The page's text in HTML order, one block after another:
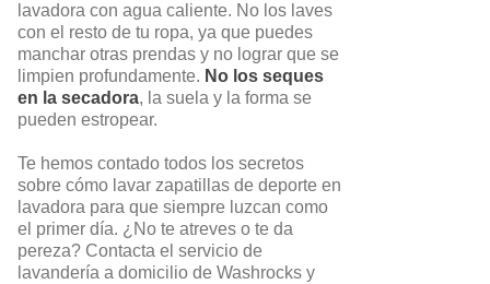
lavadora con agua caliente. No los laves
con el resto de tu ropa, ya que puedes
manchar otras prendas y no lograr que se
limpien profundamente. No los seques
en la secadora, la suela y la forma se
pueden estropear.
Te hemos contado todos los secretos
sobre cómo lavar zapatillas de deporte en
lavadora para que siempre luzcan como
el primer día. ¿No te atreves o te da
pereza? Contacta el servicio de
lavandería a domicilio de Washrocks y